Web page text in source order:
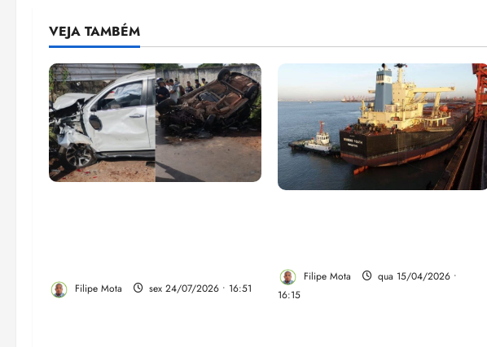
VEJA TAMBÉM
Filipe Mota sex 24/07/2026 • 16:51
Filipe Mota
qua 15/04/2026 •
16:15